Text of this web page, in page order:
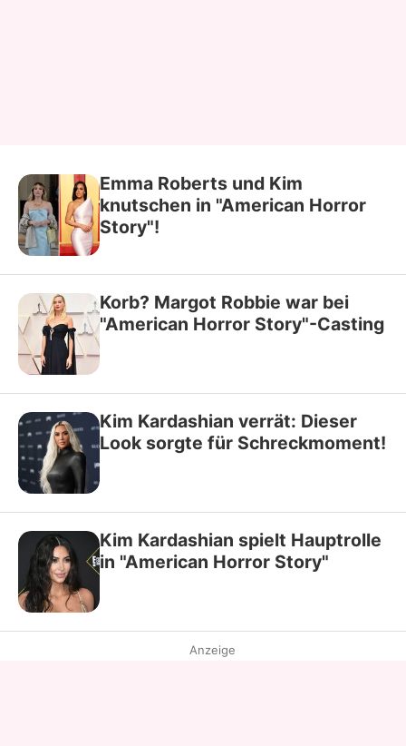
Emma Roberts und Kim
knutschen in "American Horror
Story"!
Korb? Margot Robbie war bei
"American Horror Story"-Casting
Kim Kardashian verrät: Dieser
Look sorgte für Schreckmoment!
Kim Kardashian spielt Hauptrolle
in "American Horror Story"
Anzeige